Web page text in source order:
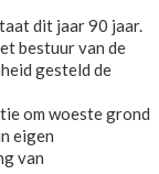
dit jaar 90 jaar.
bestuur van de
gesteld de
om woeste grond
eigen
van